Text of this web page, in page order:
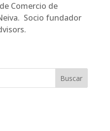
Comercio de
Socio fundador